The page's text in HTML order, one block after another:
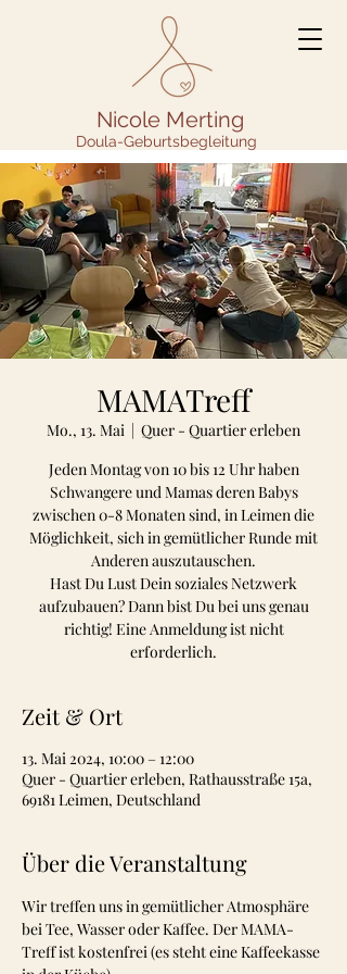
Nicole Merting
Doula-Geburtsbegleitung
MAMATreff
Mo., 13. Mai
  |
Quer - Quartier erleben
Jeden Montag von 10 bis 12 Uhr haben
Schwangere und Mamas deren Babys
zwischen 0-8 Monaten sind, in Leimen die
Möglichkeit, sich in gemütlicher Runde mit
Anderen auszutauschen.
Hast Du Lust Dein soziales Netzwerk
aufzubauen? Dann bist Du bei uns genau
richtig! Eine Anmeldung ist nicht
erforderlich.
Zeit & Ort
13. Mai 2024, 10:00 – 12:00
Quer - Quartier erleben, Rathausstraße 15a,
69181 Leimen, Deutschland
Über die Veranstaltung
Wir treffen uns in gemütlicher Atmosphäre
bei Tee, Wasser oder Kaffee. Der MAMA-
Treff ist kostenfrei (es steht eine Kaffeekasse